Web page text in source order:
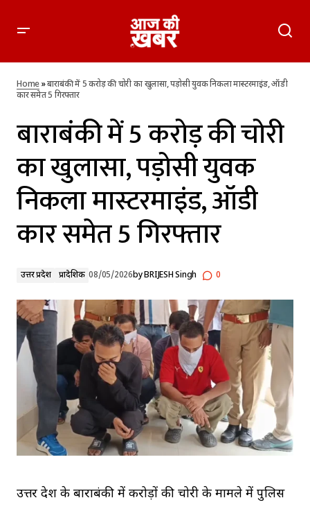
मास्टरमाइंड, ऑडी कार समेत 5 गिरफ्तार
Home»बाराबंकी में 5 करोड़ की चोरी का खुलासा, पड़ोसी युवक निकला मास्टरमाइंड, ऑडी
कार समेत 5 गिरफ्तार
बाराबंकी में 5 करोड़ की चोरी
का खुलासा, पड़ोसी युवक
निकला मास्टरमाइंड, ऑडी
कार समेत 5 गिरफ्तार
उत्तर प्रदेश प्रादेशिक 08/05/2026byBRIJESH Singh 0
उत्तर प्रदेश के बाराबंकी में करोड़ों की चोरी के मामले में पुलिस